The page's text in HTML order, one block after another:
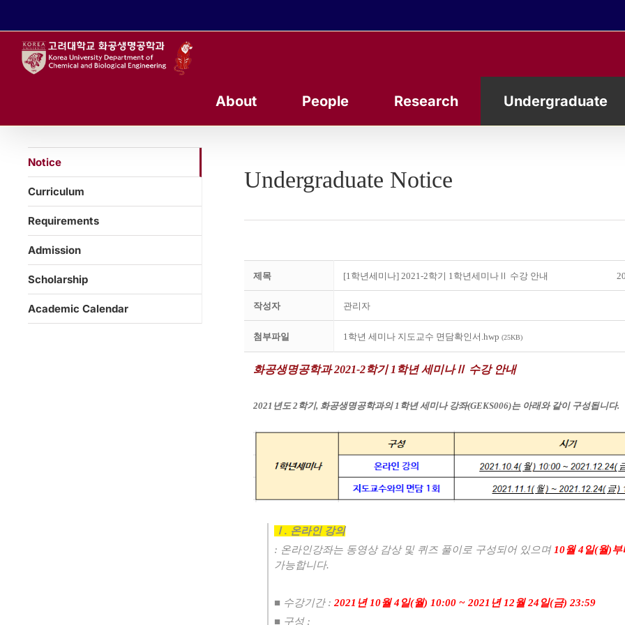
About People Research Undergraduate
Undergraduate Notice
제목 [1학년세미나] 2021-2학기 1학년세미나Ⅱ 수강 안내
작성자 관리자
첨부파일 1학년 세미나 지도교수 면담확인서.hwp (25KB)
화공생명공학과2021-2학기 1 학년 세미나Ⅱ 수강 안내
2021 년도2 학기, 화공생명공학과의 1 학년 세미나 강좌(GEKS006)는 아래와 같이 구성됩니다.
Ⅰ. 온라인 강의
: 온라인강좌는 동영상 감상 및 퀴즈 풀이로 구성되어 있으며10월4 일(월)부
가능합니다.
■ 수강기간 :2021 년10월4 일(월) 10:00 ~ 2021 년12월24 일(금) 23:59
​■ 구성 :
Notice
Curriculum
Requirements
Admission
Scholarship
Academic Calendar